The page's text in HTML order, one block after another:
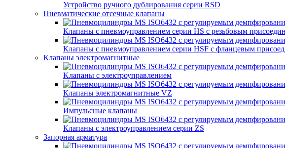
Устройство ручного дублирования серии RSD
Пневматические отсечные клапаны
Клапаны с пневмоуправлением серии HS с резьбовым
Клапаны с пневмоуправлением серии HSF с фланцевым
Клапаны электромагнитные
Kлапаны с электроуправлением
Клапаны электромагнитные VZ
Импульсные клапаны
Клапаны с электроуправлением серии ZS
Запорная арматура